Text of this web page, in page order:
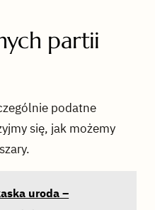
partii
podatne
się, jak możemy
uroda –